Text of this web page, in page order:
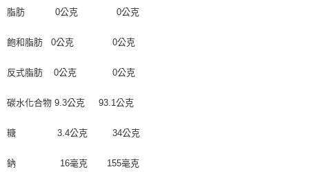
脂肪 0公克 0公克
飽和脂肪 0公克 0公克
反式脂肪 0公克 0公克
碳水化合物 9.3公克 93.1公克
糖 3.4公克 34公克
鈉 16毫克 155毫克